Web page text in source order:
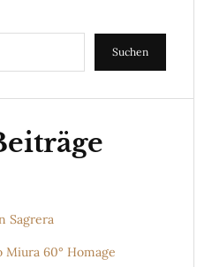
Suchen
Sagrera
60° Homage